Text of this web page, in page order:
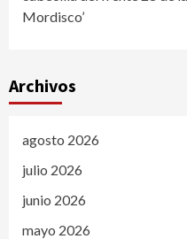
Mordisco’
Archivos
agosto 2026
julio 2026
junio 2026
mayo 2026